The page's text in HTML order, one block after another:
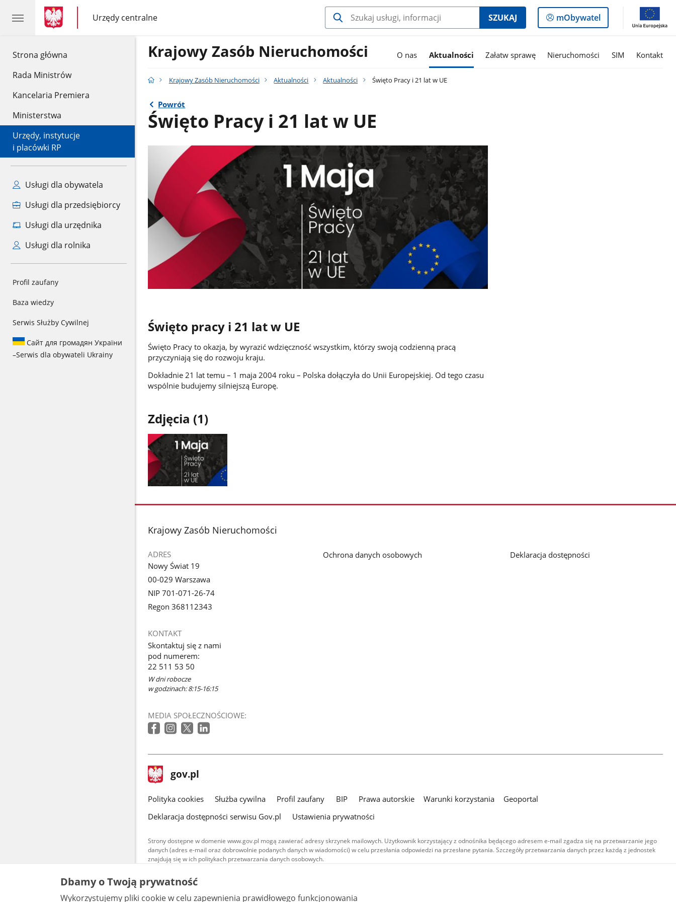
Strona główna
Rada Ministrów
Kancelaria Premiera
Ministerstwa
Urzędy, instytucje
i placówki RP
Usługi dla obywatela
Usługi dla przedsiębiorcy
Usługi dla urzędnika
Usługi dla rolnika
Profil zaufany
Baza wiedzy
Serwis Służby Cywilnej
Сайт для громадян України
–Serwis dla obywateli Ukrainy
gov.pl
gov.pl
Urzędy centralne
gov.pl
Urzędy
centralne
SZUKAJ
Logowanie
do
mObywatel
Krajowy Zasób Nieruchomości O nas Aktualności Załatw sprawę Nieruchomości SIM Kontakt
Krajowy Zasób Nieruchomości Aktualności Aktualności Święto Pracy i 21 lat w UE
Powrót
Święto Pracy i 21 lat w UE
Święto pracy i 21 lat w UE
Święto Pracy to okazja, by wyrazić wdzięczność wszystkim, którzy swoją codzienną pracą
przyczyniają się do rozwoju kraju.
Dokładnie 21 lat temu – 1 maja 2004 roku – Polska dołączyła do Unii Europejskiej. Od tego czasu
wspólnie budujemy silniejszą Europę.
Zdjęcia (1)
galerii.
stopka
Krajowy Zasób Nieruchomości
ADRES
Nowy Świat 19
00-029 Warszawa
NIP 701-071-26-74
Regon 368112343
KONTAKT
Skontaktuj się z nami
pod numerem:
22 511 53 50
W dni robocze
w godzinach: 8:15-16:15
MEDIA SPOŁECZNOŚCIOWE:
Ochrona danych osobowych Deklaracja dostępności
stopka
gov.pl Strona
gov.pl
gov.pl
Polityka cookies Służba cywilna Profil zaufany BIP Prawa autorskie Warunki korzystania
Geoportal
Deklaracja dostępności serwisu Gov.pl
Ustawienia prywatności
Strony dostępne w domenie www.gov.pl mogą zawierać adresy skrzynek mailowych. Użytkownik korzystający z odnośnika będącego adresem e-mail zgadza się na przetwarzanie jego
danych (adres e-mail oraz dobrowolnie podanych danych w wiadomości) w celu przesłania odpowiedzi na przesłane pytania. Szczegóły przetwarzania danych przez każdą z jednostek
znajdują się w ich politykach przetwarzania danych osobowych.
Treści tekstowe publikowane w serwisie (z wyłączeniem treści audiowizualnych), są
udostępniane na licencji typu Creative Commons: uznanie autorstwa - na tych samych
warunkach 4.0 (CC BY-SA 4.0). Materiały audiowizualne, w tym zdjęcia, materiały audio i wideo,
Dbamy o Twoją prywatność
Wykorzystujemy pliki cookie w celu zapewnienia prawidłowego funkcjonowania